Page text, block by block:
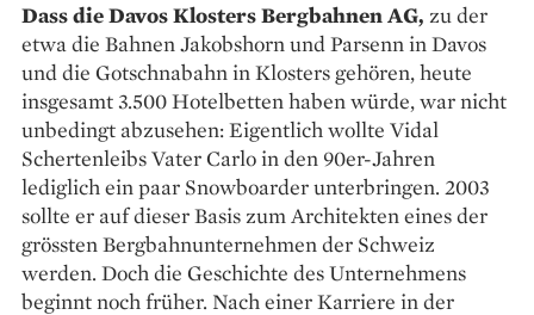
Dass die Davos Klosters Bergbahnen AG, zu der
etwa die Bahnen Jakobshorn und Parsenn in Davos
und die Gotschnabahn in Klosters gehören, heute
insgesamt 3.500 Hotel­betten ­haben würde, war nicht
unbedingt ab­zusehen: Eigentlich wollte Vidal
Schertenleibs Vater Carlo in den 90er-Jahren
lediglich ein paar Snow­boarder unterbringen. 2003
sollte er auf dieser Basis zum ­Architekten eines der
grössten Bergbahnunter­nehmen der Schweiz
werden. Doch die Geschichte des Unternehmens
beginnt noch früher. Nach ­einer Karriere in der